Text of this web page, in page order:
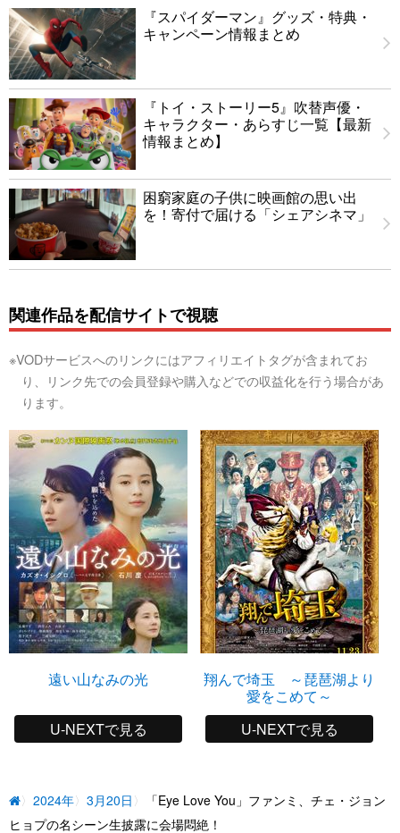
『スパイダーマン』グッズ・特典・
キャンペーン情報まとめ
『トイ・ストーリー5』吹替声優・
キャラクター・あらすじ一覧【最新
情報まとめ】
困窮家庭の子供に映画館の思い出
を！寄付で届ける「シェアシネマ」
関連作品を配信サイトで視聴
※VODサービスへのリンクにはアフィリエイトタグが含まれてお
り、リンク先での会員登録や購入などでの収益化を行う場合があ
ります。
遠い山なみの光
U-NEXTで見る
翔んで埼玉 ～琵琶湖より
愛をこめて～
U-NEXTで見る
2024年 3月20日
「Eye Love You」ファンミ、チェ・ジョン
ヒョプの名シーン生披露に会場悶絶！